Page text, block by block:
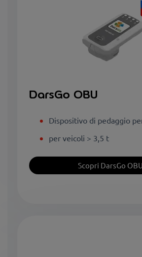
DarsGo OBU
Dispositivo di pedaggio
per veicoli > 3,5 t
Scopri DarsGo OBU